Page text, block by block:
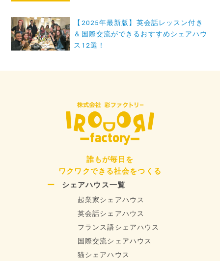
ゲ
ー
【2025年最新版】英会話レッスン付き
＆国際交流ができるおすすめシェアハウ
ス12選！
誰もが毎日を
ワクワクできる社会をつくる
シェアハウス一覧
起業家シェアハウス
英会話シェアハウス
フランス語シェアハウス
国際交流シェアハウス
猫シェアハウス